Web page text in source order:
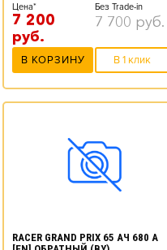
Цена*
7 200
руб.
Без Trade-in
7 700 руб.
В КОРЗИНУ В 1 клик
RACER GRAND PRIX 65 АЧ 680 А